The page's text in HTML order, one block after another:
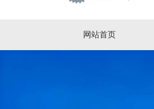
网站首页